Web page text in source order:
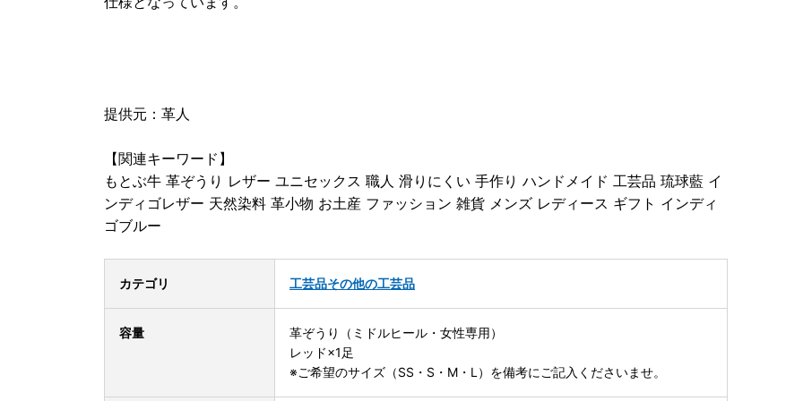
提供元：革人
【関連キーワード】
もとぶ牛 革ぞうり レザー ユニセックス 職人 滑りにくい 手作り ハンドメイド 工芸品 琉球藍 イ
ンディゴレザー 天然染料 革小物 お土産 ファッション 雑貨 メンズ レディース ギフト インディ
ゴブルー
カテゴリ 工芸品その他の工芸品
容量
革ぞうり（ミドルヒール・女性専用）
レッド×1足
※ご希望のサイズ（SS・S・M・L）を備考にご記入くださいませ。